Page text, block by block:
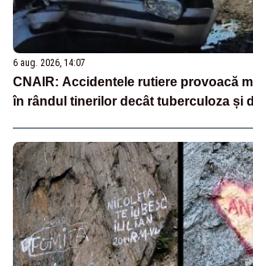
6 aug. 2026, 14:07
CNAIR: Accidentele rutiere provoacă
în rândul tinerilor decât tuberculoza și